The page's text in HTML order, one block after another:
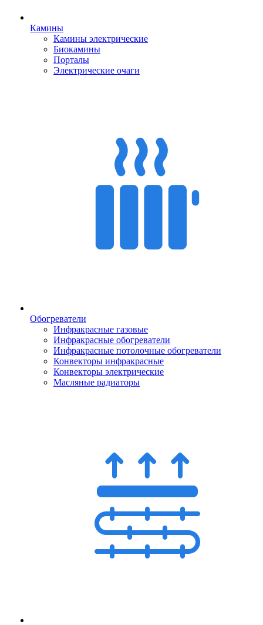
Камины
Камины электрические
Биокамины
Порталы
Электрические очаги
Обогреватели
Инфракрасные газовые
Инфракрасные обогреватели
Инфракрасные потолочные обогреватели
Конвекторы инфракрасные
Конвекторы электрические
Масляные радиаторы